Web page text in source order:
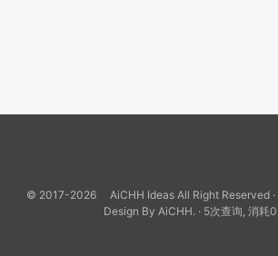
© 2017-2026 AiCHH Ideas All Right Reserved ·
Design By AiCHH.· 5次查询, 消耗